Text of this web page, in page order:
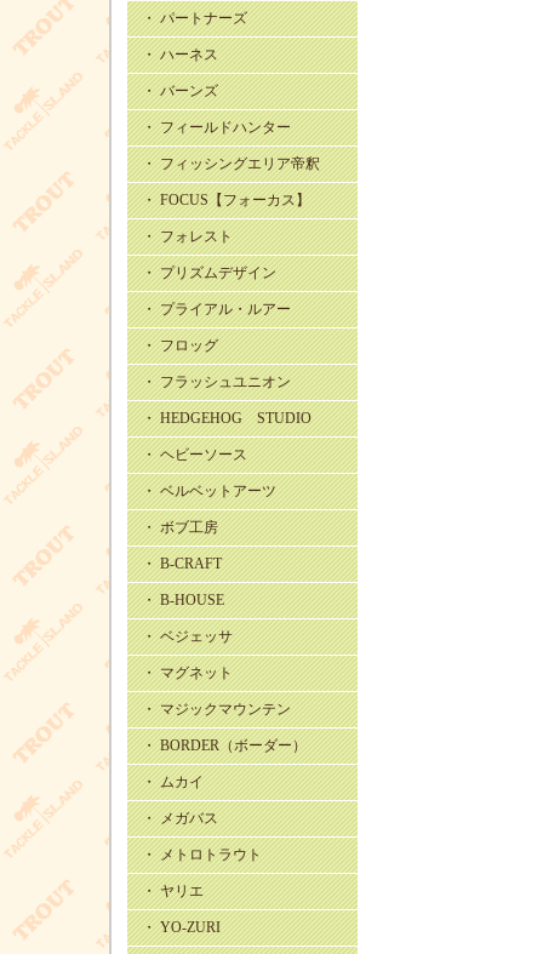
・ パートナーズ
・ ハーネス
・ バーンズ
・ フィールドハンター
・ フィッシングエリア帝釈
・ FOCUS【フォーカス】
・ フォレスト
・ プリズムデザイン
・ プライアル・ルアー
・ フロッグ
・ フラッシュユニオン
・ HEDGEHOG STUDIO
・ ヘビーソース
・ ベルベットアーツ
・ ボブ工房
・ B-CRAFT
・ B-HOUSE
・ ベジェッサ
・ マグネット
・ マジックマウンテン
・ BORDER（ボーダー）
・ ムカイ
・ メガバス
・ メトロトラウト
・ ヤリエ
・ YO-ZURI